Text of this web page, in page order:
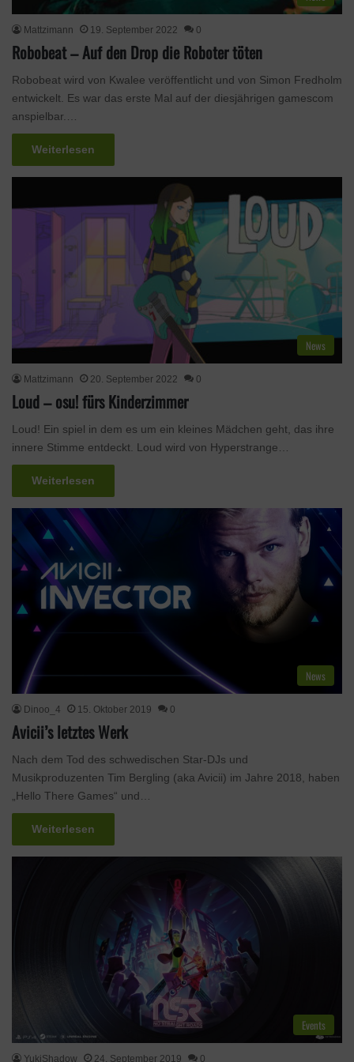
Mattzimann 19. September 2022 0
Robobeat – Auf den Drop die Roboter töten
Robobeat wird von Kwalee veröffentlicht und von Simon Fredholm
entwickelt. Es war das erste Mal auf der diesjährigen gamescom
anspielbar.…
Weiterlesen
News
Mattzimann 20. September 2022 0
Loud – osu! fürs Kinderzimmer
Loud! Ein spiel in dem es um ein kleines Mädchen geht, das ihre
innere Stimme entdeckt. Loud wird von Hyperstrange…
Weiterlesen
News
Dinoo_4 15. Oktober 2019 0
Avicii’s letztes Werk
Nach dem Tod des schwedischen Star-DJs und
Musikproduzenten Tim Bergling (aka Avicii) im Jahre 2018, haben
„Hello There Games“ und…
Weiterlesen
Events
YukiShadow 24. September 2019 0